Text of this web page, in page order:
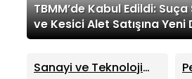
TBMM’de Kabul Edildi:
ve Kesici Alet Satışına
Sanayi ve Teknoloji